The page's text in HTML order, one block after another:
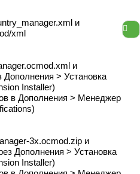
и
xml
и
Дополнения > Установка
Installer)
в Дополнения > Менеджер
3x.ocmod.zip и
Дополнения > Установка
Installer)